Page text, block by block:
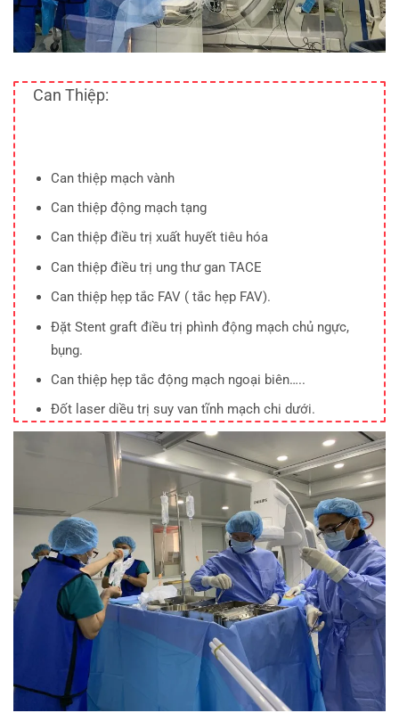
Can Thiệp:
Can thiệp mạch vành
Can thiệp động mạch tạng
Can thiệp điều trị xuất huyết tiêu hóa
Can thiệp điều trị ung thư gan TACE
Can thiệp hẹp tắc FAV ( tắc hẹp FAV).
Đặt Stent graft điều trị phình động mạch chủ ngực,
bụng.
Can thiệp hẹp tắc động mạch ngoại biên…..
Đốt laser diều trị suy van tĩnh mạch chi dưới.